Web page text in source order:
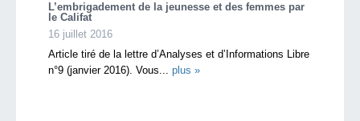
L’embrigadement de la jeunesse et des femmes par
le Califat
16 juillet 2016
Article tiré de la lettre d’Analyses et d’Informations Libre
n°9 (janvier 2016). Vous... plus »